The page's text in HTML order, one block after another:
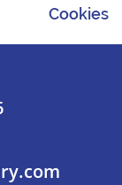
Cookies